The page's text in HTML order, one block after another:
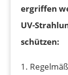
ergriffen
UV-
schützen:
1.